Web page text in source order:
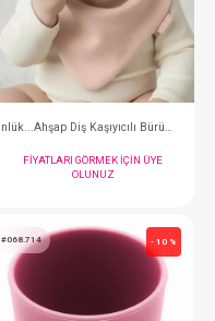
FIYATLARI
OLUNUZ
#068.546